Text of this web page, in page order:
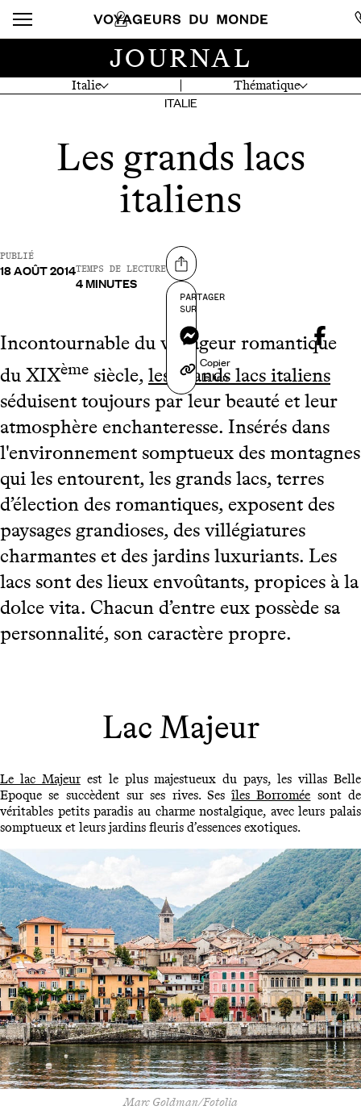
Italie Thématique
JOURNAL
ITALIE
Les grands lacs
italiens
PUBLIÉ
18 AOÛT 2014TEMPS DE LECTURE
4 MINUTES
Partager sur
PARTAGER
SUR
Messenger
Copier
le lien
Incontournable du voyageur romantique
du XIXème siècle, les grands lacs italiens
séduisent toujours par leur beauté et leur
atmosphère enchanteresse. Insérés dans
l'environnement somptueux des montagnes
qui les entourent, les grands lacs, terres
d’élection des romantiques, exposent des
paysages grandioses, des villégiatures
charmantes et des jardins luxuriants. Les
lacs sont des lieux envoûtants, propices à la
dolce vita. Chacun d’entre eux possède sa
personnalité, son caractère propre.
Lac Majeur
Le lac Majeurest le plus majestueux du pays, les villas Belle
Epoque se succèdent sur ses rives. Sesîles Borromée sont de
véritables petits paradis au charme nostalgique, avec leurs palais
somptueux et leurs jardins fleuris d’essences exotiques.
Marc Goldman/Fotolia